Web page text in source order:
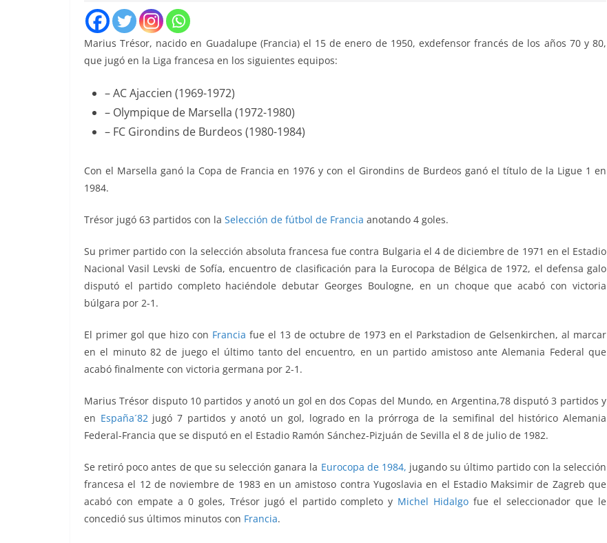
Marius Trésor, nacido en Guadalupe (Francia) el 15 de enero de 1950, exdefensor francés de los años 70 y 80,
que jugó en la Liga francesa en los siguientes equipos:
– AC Ajaccien (1969-1972)
– Olympique de Marsella (1972-1980)
– FC Girondins de Burdeos (1980-1984)
Con el Marsella ganó la Copa de Francia en 1976 y con el Girondins de Burdeos ganó el título de la Ligue 1 en
1984.
Trésor jugó 63 partidos con la Selección de fútbol de Francia anotando 4 goles.
Su primer partido con la selección absoluta francesa fue contra Bulgaria el 4 de diciembre de 1971 en el Estadio
Nacional Vasil Levski de Sofía, encuentro de clasificación para la Eurocopa de Bélgica de 1972, el defensa galo
disputó el partido completo haciéndole debutar Georges Boulogne, en un choque que acabó con victoria
búlgara por 2-1.
El primer gol que hizo con Francia fue el 13 de octubre de 1973 en el Parkstadion de Gelsenkirchen, al marcar
en el minuto 82 de juego el último tanto del encuentro, en un partido amistoso ante Alemania Federal que
acabó finalmente con victoria germana por 2-1.
Marius Trésor disputo 10 partidos y anotó un gol en dos Copas del Mundo, en Argentina,78 disputó 3 partidos y
en España´82jugó 7 partidos y anotó un gol, logrado en la prórroga de la semifinal del histórico Alemania
Federal-Francia que se disputó en el Estadio Ramón Sánchez-Pizjuán de Sevilla el 8 de julio de 1982.
Se retiró poco antes de que su selección ganara la Eurocopa de 1984, jugando su último partido con la selección
francesa el 12 de noviembre de 1983 en un amistoso contra Yugoslavia en el Estadio Maksimirde Zagreb que
acabó con empate a 0 goles, Trésor jugó el partido completo y Michel Hidalgo fue el seleccionador que le
concedió sus últimos minutos con Francia.